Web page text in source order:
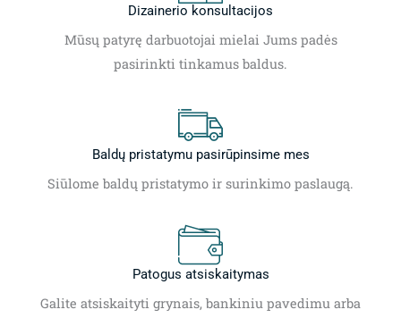
Dizainerio konsultacijos
Mūsų patyrę darbuotojai mielai Jums padės
pasirinkti tinkamus baldus.
Baldų pristatymu pasirūpinsime mes
Siūlome baldų pristatymo ir surinkimo paslaugą.
Patogus atsiskaitymas
Galite atsiskaityti grynais, bankiniu pavedimu arba